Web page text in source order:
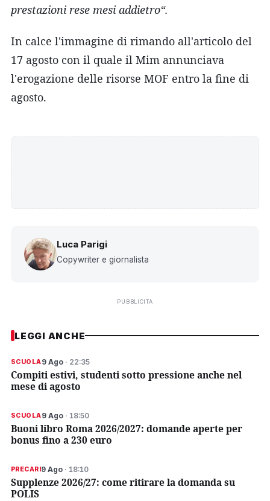
prestazioni rese mesi addietro“.
In calce l'immagine di rimando all'articolo del
17 agosto con il quale il Mim annunciava
l'erogazione delle risorse MOF entro la fine di
agosto.
Luca Parigi
Copywriter e giornalista
PUBBLICITÀ
LEGGI ANCHE
SCUOLA9 Ago· 22:35
Compiti estivi, studenti sotto pressione anche nel
mese di agosto
SCUOLA9 Ago· 18:50
Buoni libro Roma 2026/2027: domande aperte per
bonus fino a 230 euro
PRECARI9 Ago· 18:10
Supplenze 2026/27: come ritirare la domanda su
POLIS